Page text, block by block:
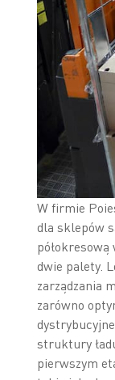
W firmie
dla sklepów
dwie palety.
zarządzania
zarówno
struktury
pierwszym